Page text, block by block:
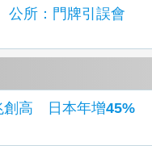
所：門牌引誤會
創高 日本年增45%